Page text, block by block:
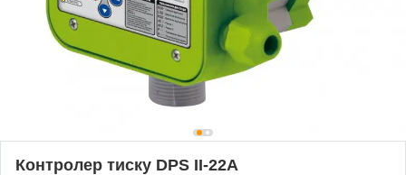
Контролер тиску DPS II-22A